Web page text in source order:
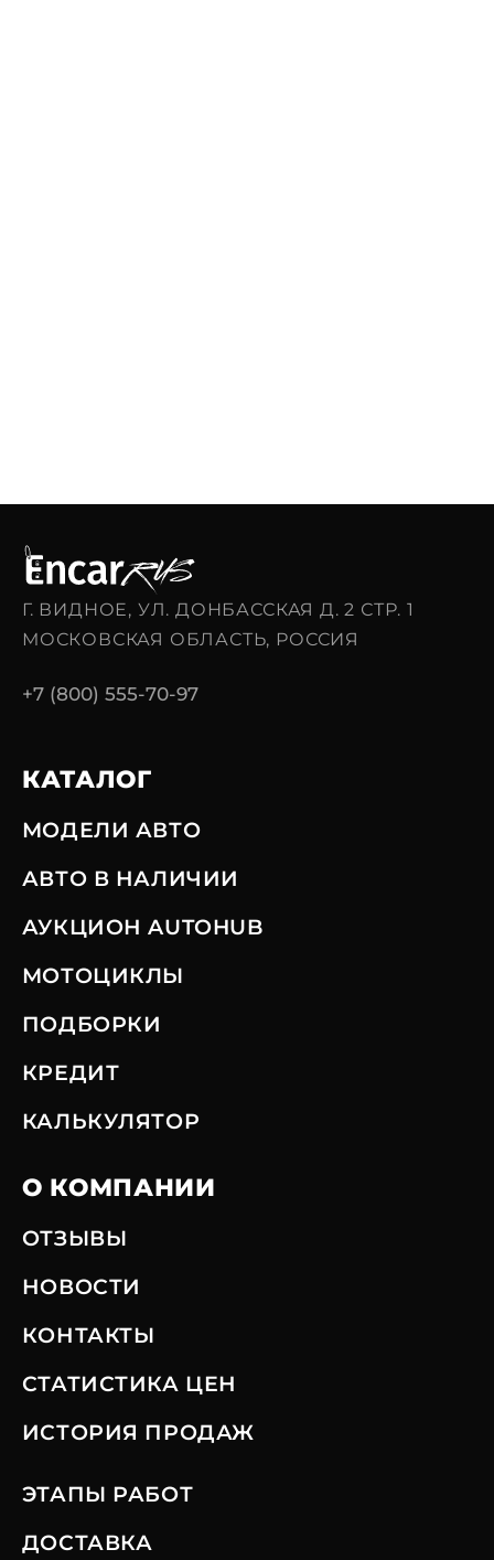
Г. ВИДНОЕ, УЛ. ДОНБАССКАЯ Д. 2 СТР. 1
МОСКОВСКАЯ ОБЛАСТЬ, РОССИЯ
+7 (800) 555-70-97
КАТАЛОГ
МОДЕЛИ АВТО
АВТО В НАЛИЧИИ
АУКЦИОН AUTOHUB
МОТОЦИКЛЫ
ПОДБОРКИ
КРЕДИТ
КАЛЬКУЛЯТОР
О КОМПАНИИ
ОТЗЫВЫ
НОВОСТИ
КОНТАКТЫ
СТАТИСТИКА ЦЕН
ИСТОРИЯ ПРОДАЖ
ЭТАПЫ РАБОТ
ДОСТАВКА